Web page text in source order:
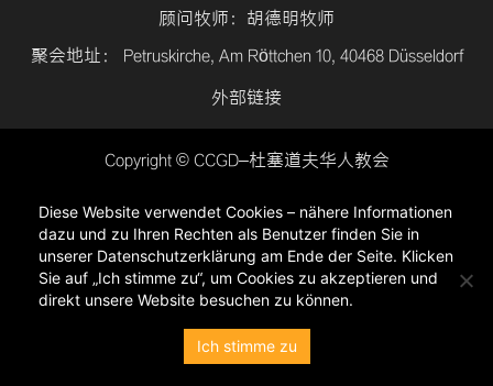
顾问牧师：胡德明牧师
聚会地址： Petruskirche, Am Röttchen 10, 40468 Düsseldorf
外部链接
Copyright © CCGD–杜塞道夫华人教会
隐私政策
Diese Website verwendet Cookies – nähere Informationen
dazu und zu Ihren Rechten als Benutzer finden Sie in
unserer Datenschutzerklärung am Ende der Seite. Klicken
Sie auf „Ich stimme zu“, um Cookies zu akzeptieren und
direkt unsere Website besuchen zu können.
Ich stimme zu